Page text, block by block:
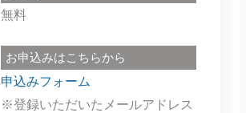
無料
お申込みはこちらから
申込みフォーム
※登録いただいたメールアドレス